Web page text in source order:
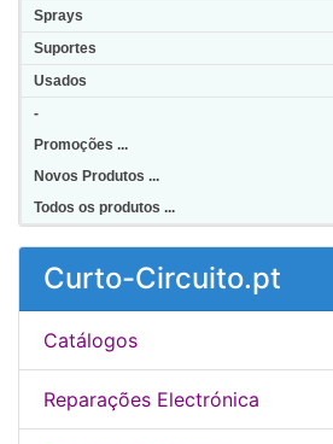
Sprays
Suportes
Usados
-
Promoções ...
Novos Produtos ...
Todos os produtos ...
Curto-Circuito.pt
Catálogos
Reparações Electrónica